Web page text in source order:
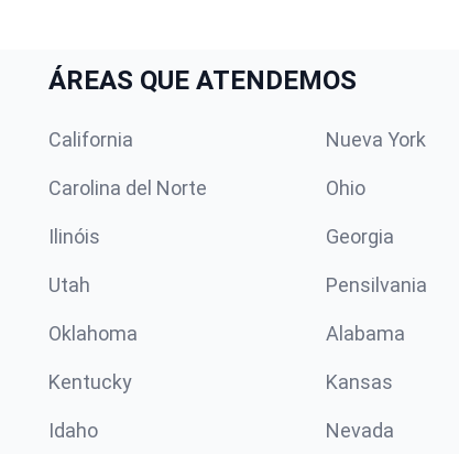
ÁREAS QUE ATENDEMOS
California Nueva York
Carolina del Norte Ohio
Ilinóis Georgia
Utah Pensilvania
Oklahoma Alabama
Kentucky Kansas
Idaho Nevada